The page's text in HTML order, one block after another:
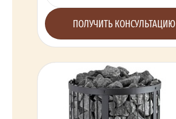
ПОЛУЧИТЬ КОНСУЛЬТАЦИЮ